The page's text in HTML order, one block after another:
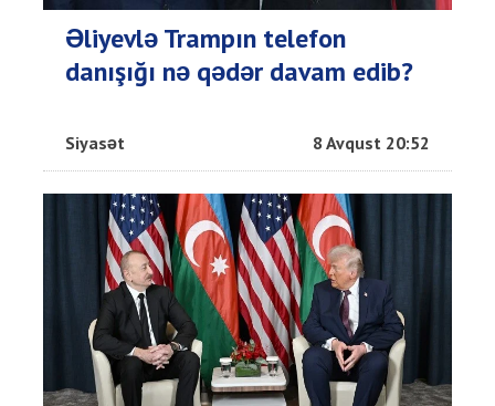
Əliyevlə Trampın telefon
danışığı nə qədər davam edib?
Siyasət 8 Avqust 20:52